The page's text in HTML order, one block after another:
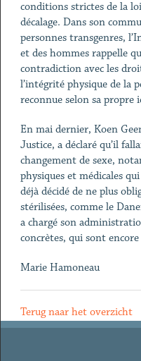
conditions strictes de la
décalage. Dans son
personnes transgenres,
et des hommes rappelle
contradiction avec les
l’intégrité physique de la
reconnue selon sa propre
En mai dernier, Koen
Justice, a déclaré qu’il
changement de sexe,
physiques et médicales
déjà décidé de ne plus
stérilisées, comme le
a chargé son
concrètes, qui sont encore
Marie Hamoneau
Terug naar het overzicht